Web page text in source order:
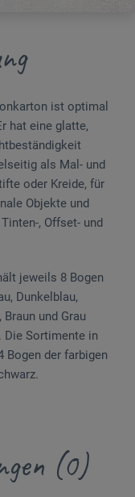
ist optimal
hat eine glatte,
als Mal- und
oder Kreide, für
Objekte und
, Offset- und
jeweils 8 Bogen
Dunkelblau,
Braun und Grau
Die Sortimente in
Bogen der farbigen
(0)